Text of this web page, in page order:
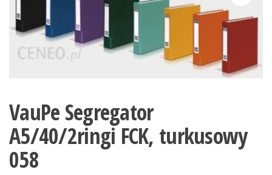
VauPe Segregator
A5/40/2ringi FCK, turkusowy
058